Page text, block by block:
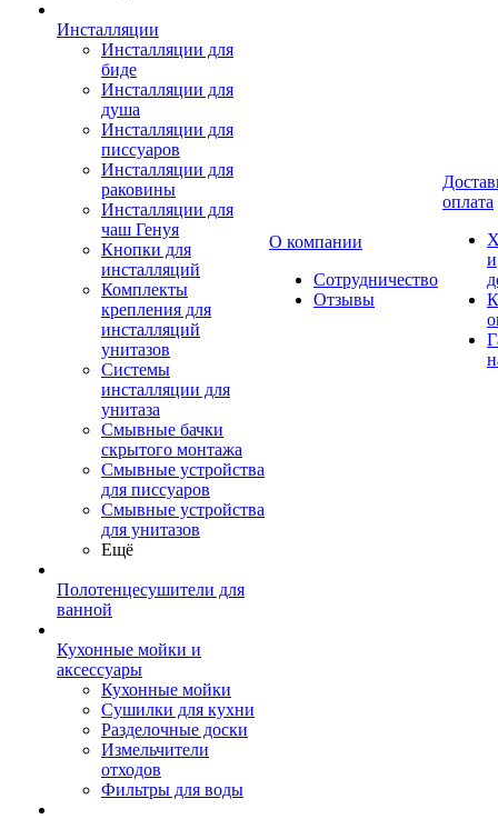
Инсталляции
Инсталляции для
биде
Инсталляции для
душа
Инсталляции для
писсуаров
Инсталляции для
раковины
Инсталляции для
чаш Генуя
Кнопки для
инсталляций
Комплекты
крепления для
инсталляций
унитазов
Системы
инсталляции для
унитаза
Смывные бачки
скрытого монтажа
Смывные устройства
для писсуаров
Смывные устройства
для унитазов
Ещё
Полотенцесушители для
ванной
Кухонные мойки и
аксессуары
Кухонные мойки
Сушилки для кухни
Разделочные доски
Измельчители
отходов
Фильтры для воды
О компании
Сотрудничество
Отзывы
оплата
и